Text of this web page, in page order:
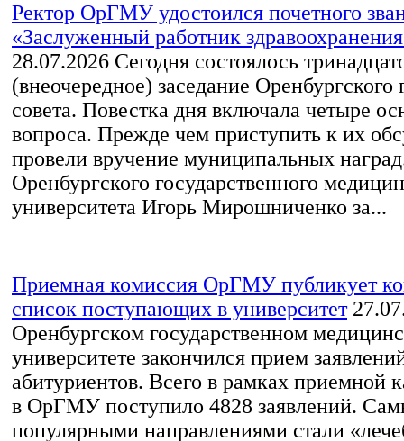
Ректор ОрГМУ удостоился почетного
«Заслуженный работник
28.07.2026 Сегодня состоялось
(внеочередное) заседание Оренбургского
совета. Повестка дня включала четыре
вопроса. Прежде чем приступить к их
провели вручение муниципальных
Оренбургского государственного
университета Игорь Мирошниченко за...
Приемная комиссия ОрГМУ публикует
список поступающих в университет
Оренбургском государственном
университете закончился прием
абитуриентов. Всего в рамках приемной
в ОрГМУ поступило 4828 заявлений.
популярными направлениями стали